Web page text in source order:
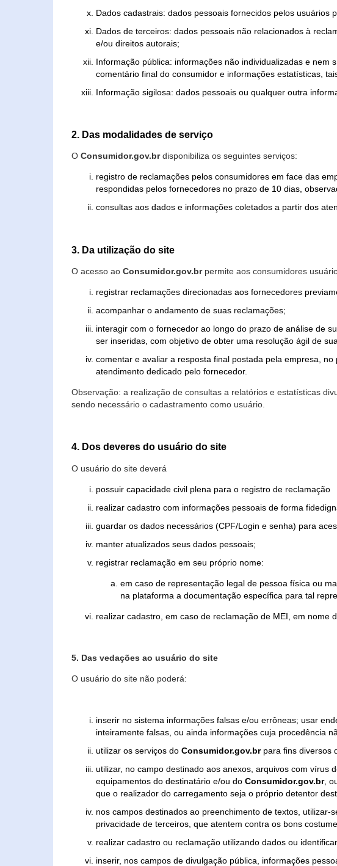
Dados cadastrais: dados pessoais fornecidos pelos usuários
Dados de terceiros: dados pessoais não relacionados à
e/ou direitos autorais;
Informação pública: informações não individualizadas e nem
comentário final do consumidor e informações estatísticas,
Informação sigilosa: dados pessoais ou qualquer outra
2. Das modalidades de serviço
O Consumidor.gov.brdisponibiliza os seguintes serviços:
registro de reclamações pelos consumidores em face das
respondidas pelos fornecedores no prazo de 10 dias,
consultas aos dados e informações coletados a partir dos
3. Da utilização do site
O acesso ao Consumidor.gov.brpermite aos consumidores
registrar reclamações direcionadas aos fornecedores
acompanhar o andamento de suas reclamações;
interagir com o fornecedor ao longo do prazo de análise de
ser inseridas, com objetivo de obter uma resolução ágil de
comentar e avaliar a resposta final postada pela empresa,
atendimento dedicado pelo fornecedor.
Observação: a realização de consultas a relatórios e estatísticas
sendo necessário o cadastramento como usuário.
4. Dos deveres do usuário do site
O usuário do site deverá
possuir capacidade civil plena para o registro de reclamação
realizar cadastro com informações pessoais de forma
guardar os dados necessários (CPF/Login e senha) para
manter atualizados seus dados pessoais;
registrar reclamação em seu próprio nome:
em caso de representação legal de pessoa física ou
na plataforma a documentação específica para tal
realizar cadastro, em caso de reclamação de MEI, em
5. Das vedações ao usuário do site
O usuário do site não poderá:
inserir no sistema informações falsas e/ou errôneas; usar
inteiramente falsas, ou ainda informações cuja procedência
utilizar os serviços do Consumidor.gov.brpara fins diversos
utilizar, no campo destinado aos anexos, arquivos com vírus
equipamentos do destinatário e/ou do Consumidor.gov.br,
que o realizador do carregamento seja o próprio detentor
nos campos destinados ao preenchimento de textos,
privacidade de terceiros, que atentem contra os bons
realizar cadastro ou reclamação utilizando dados ou
inserir, nos campos de divulgação pública, informações